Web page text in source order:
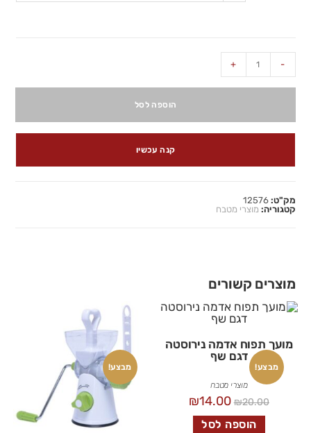
-
+
הוספה לסל
קנה עכשיו
מק"ט:12576
קטגוריה: מוצרי מטבח
מוצרים קשורים
מבצע!
מועך תפוח אדמה נירוסטה
דגם שף
מוצרי מטבח
₪20.00
₪14.00
הוספה לסל
מבצע!